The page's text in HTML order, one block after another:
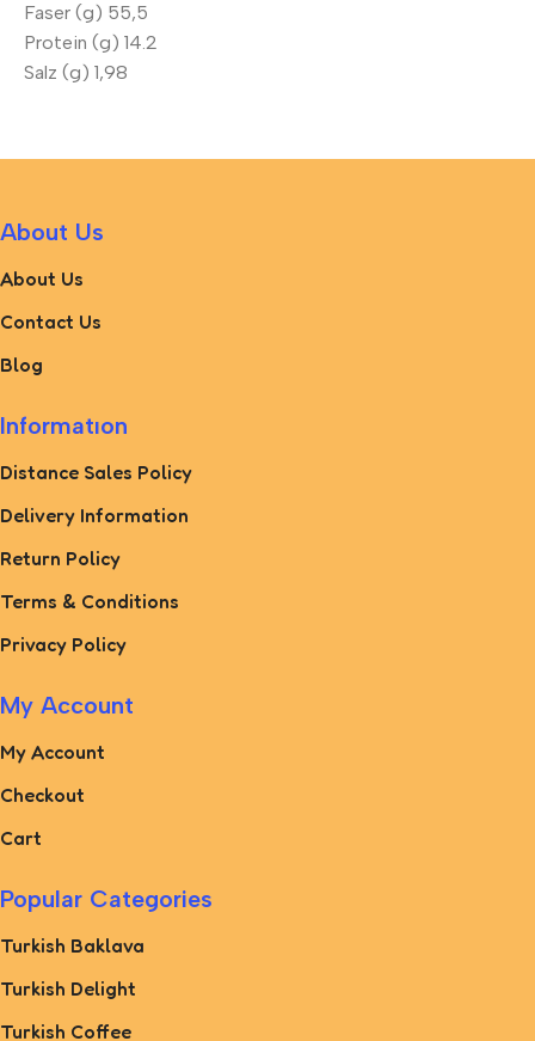
Faser (g) 55,5
Protein (g) 14.2
Salz (g) 1,98
About Us
About Us
Contact Us
Blog
Informatıon
Distance Sales Policy
Delivery Information
Return Policy
Terms & Conditions
Privacy Policy
My Account
My Account
Checkout
Cart
Popular Categories
Turkish Baklava
Turkish Delight
Turkish Coffee